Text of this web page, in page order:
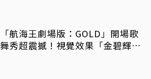
「航海王劇場版：GOLD」開場歌
舞秀超震撼！視覺效果「金碧輝